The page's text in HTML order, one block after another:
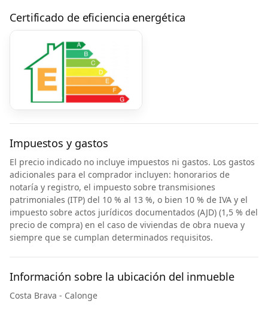
Certificado de eficiencia energética
Impuestos y gastos
El precio indicado no incluye impuestos ni gastos. Los gastos
adicionales para el comprador incluyen: honorarios de
notaría y registro, el impuesto sobre transmisiones
patrimoniales (ITP) del 10 % al 13 %, o bien 10 % de IVA y el
impuesto sobre actos jurídicos documentados (AJD) (1,5 % del
precio de compra) en el caso de viviendas de obra nueva y
siempre que se cumplan determinados requisitos.
Información sobre la ubicación del inmueble
Costa Brava - Calonge